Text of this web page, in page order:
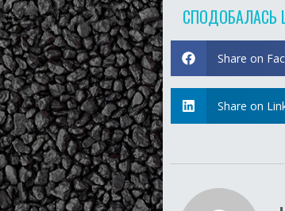
СПОДОБАЛАСЬ
Share on
Share on